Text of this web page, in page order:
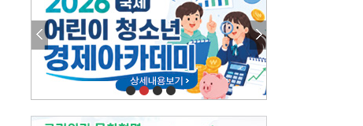
이 한편의 시조[전체보기]
참선 /오기환
고향 /김진규
주말 영화 박스오피스[전체보기]
‘스파이더맨’ 개봉 5일 만에 300만 돌풍…박스오피스·예매율 동시 1위
‘호프’ 개봉 11일 만에 관객 300만…‘스파이더맨’ 예매율 68.8% 1위